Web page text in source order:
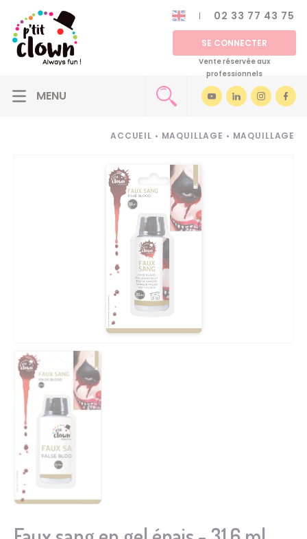
02 33 77 43 75
SE CONNECTER
Vente réservée aux
professionnels
ACCUEIL • MAQUILLAGE • MAQUILLAGE